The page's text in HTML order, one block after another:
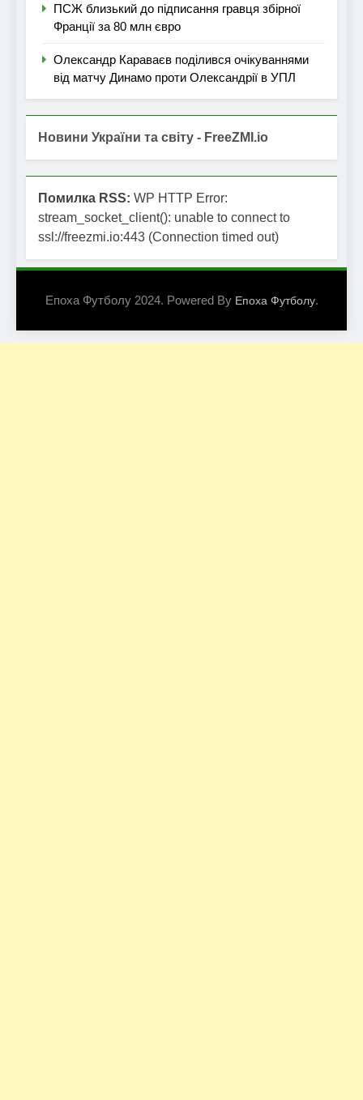
ПСЖ близький до підписання гравця збірної
Франції за 80 млн євро
Олександр Караваєв поділився очікуваннями
від матчу Динамо проти Олександрії в УПЛ
Новини України та світу - FreeZMI.io
Помилка RSS: WP HTTP Error:
stream_socket_client(): unable to connect to
ssl://freezmi.io:443 (Connection timed out)
Епоха Футболу 2024. Powered By Епоха Футболу.